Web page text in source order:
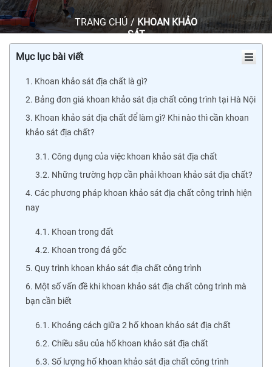
TRANG CHỦ / KHOAN KHẢO
SÁT
Mục lục bài viết
1. Khoan khảo sát địa chất là gì?
2. Bảng đơn giá khoan khảo sát địa chất công trình tại Hà Nội
3. Khoan khảo sát địa chất để làm gì? Khi nào thì cần khoan
khảo sát địa chất?
3.1. Công dụng của việc khoan khảo sát địa chất
3.2. Những trường hợp cần phải khoan khảo sát địa chất?
4. Các phương pháp khoan khảo sát địa chất công trình hiện
nay
4.1. Khoan trong đất
4.2. Khoan trong đá gốc
5. Quy trình khoan khảo sát địa chất công trình
6. Một số vấn đề khi khoan khảo sát địa chất công trình mà
bạn cần biết
6.1. Khoảng cách giữa 2 hố khoan khảo sát địa chất
6.2. Chiều sâu của hố khoan khảo sát địa chất
6.3. Số lượng hố khoan khảo sát địa chất công trình